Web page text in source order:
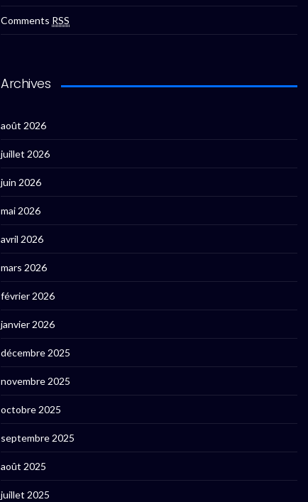
Comments RSS
Archives
août 2026
juillet 2026
juin 2026
mai 2026
avril 2026
mars 2026
février 2026
janvier 2026
décembre 2025
novembre 2025
octobre 2025
septembre 2025
août 2025
juillet 2025